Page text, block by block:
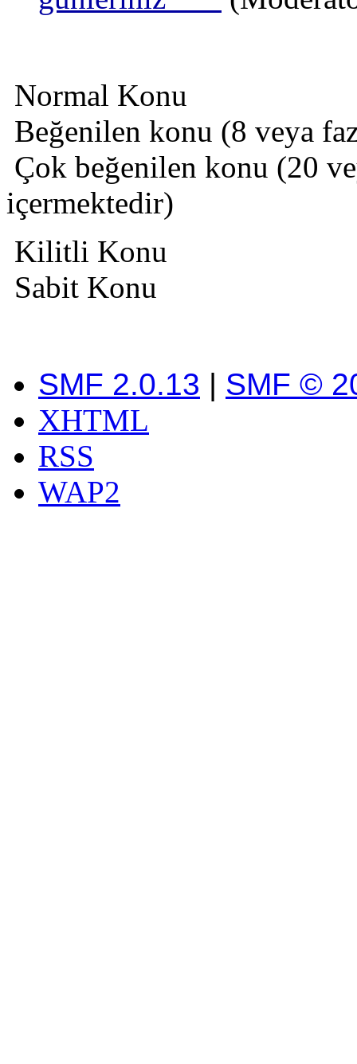
Normal Konu
Beğenilen konu (8 veya
Çok beğenilen konu (20
içermektedir)
Kilitli Konu
Sabit Konu
SMF 2.0.13 | SMF ©
XHTML
RSS
WAP2